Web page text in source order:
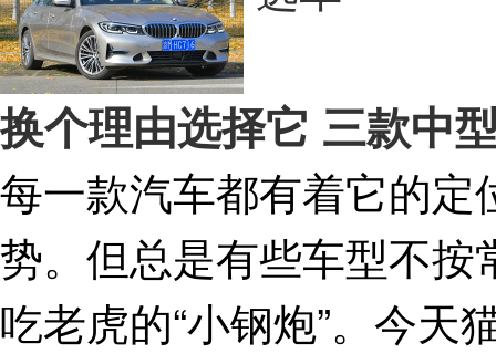
换个理由选择它 三款中
每一款汽车都有着它的
势。但总是有些车型不
吃老虎的“小钢炮”。今天